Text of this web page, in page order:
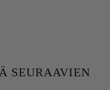
SEURAAVIEN